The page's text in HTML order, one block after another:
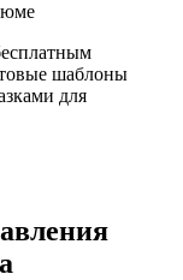
шаблоны
для